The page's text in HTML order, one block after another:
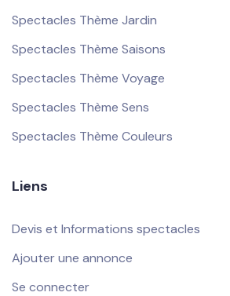
Spectacles Thème Jardin
Spectacles Thème Saisons
Spectacles Thème Voyage
Spectacles Thème Sens
Spectacles Thème Couleurs
Liens
Devis et Informations spectacles
Ajouter une annonce
Se connecter